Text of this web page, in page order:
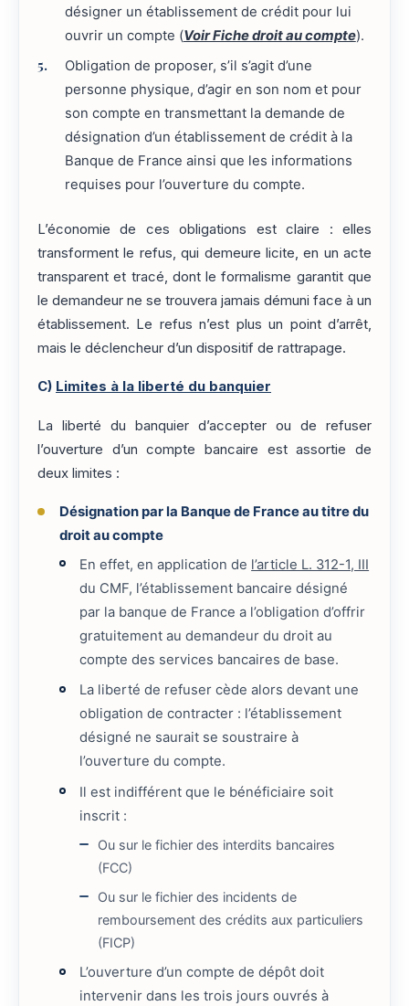
désigner un établissement de crédit pour lui
ouvrir un compte (Voir Fiche droit au compte).
Obligation de proposer, s’il s’agit d’une
personne physique, d’agir en son nom et pour
son compte en transmettant la demande de
désignation d’un établissement de crédit à la
Banque de France ainsi que les informations
requises pour l’ouverture du compte.
L’économie de ces obligations est claire : elles
transforment le refus, qui demeure licite, en un acte
transparent et tracé, dont le formalisme garantit que
le demandeur ne se trouvera jamais démuni face à un
établissement. Le refus n’est plus un point d’arrêt,
mais le déclencheur d’un dispositif de rattrapage.
C) Limites à la liberté du banquier
La liberté du banquier d’accepter ou de refuser
l’ouverture d’un compte bancaire est assortie de
deux limites :
Désignation par la Banque de France au titre du
droit au compte
En effet, en application de l’article L. 312-1, III
du CMF, l’établissement bancaire désigné
par la banque de France a l’obligation d’offrir
gratuitement au demandeur du droit au
compte des services bancaires de base.
La liberté de refuser cède alors devant une
obligation de contracter : l’établissement
désigné ne saurait se soustraire à
l’ouverture du compte.
Il est indifférent que le bénéficiaire soit
inscrit :
Ou sur le fichier des interdits bancaires
(FCC)
Ou sur le fichier des incidents de
remboursement des crédits aux particuliers
(FICP)
L’ouverture d’un compte de dépôt doit
intervenir dans les trois jours ouvrés à